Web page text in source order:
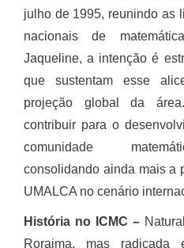
julho de 1995, reunindo as
nacionais de
Jaqueline, a intenção é
que sustentam esse
projeção global da
contribuir para o
comunidade
consolidando ainda mais a
UMALCA no cenário
História no ICMC –
Roraima, mas radicada